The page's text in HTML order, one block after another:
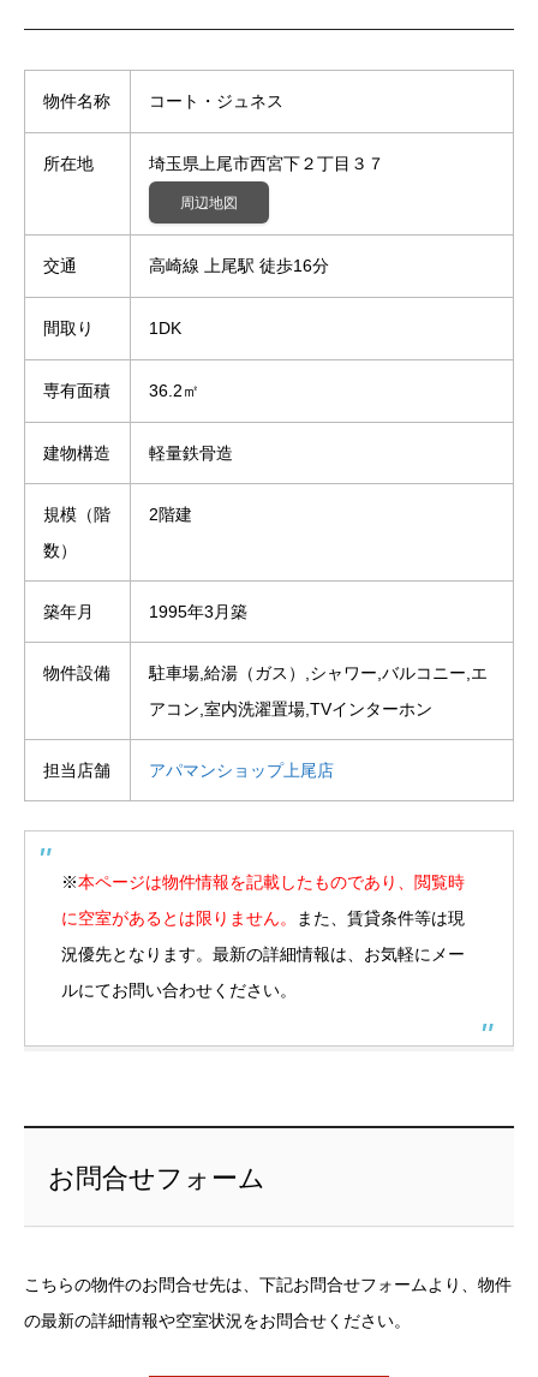
物件名称 コート・ジュネス
所在地 埼玉県上尾市西宮下２丁目３７
周辺地図
交通 高崎線 上尾駅 徒歩16分
間取り 1DK
専有面積 36.2㎡
建物構造 軽量鉄骨造
規模（階
数）
2階建
築年月 1995年3月築
物件設備
駐車場,給湯（ガス）,シャワー,バルコニー,エ
アコン,室内洗濯置場,TVインターホン
担当店舗 アパマンショップ上尾店
※本ページは物件情報を記載したものであり、閲覧時
に空室があるとは限りません。
また、賃貸条件等は現
況優先となります。最新の詳細情報は、お気軽にメー
ルにてお問い合わせください。
お問合せフォーム
こちらの物件のお問合せ先は、下記お問合せフォームより、物件
の最新の詳細情報や空室状況をお問合せください。